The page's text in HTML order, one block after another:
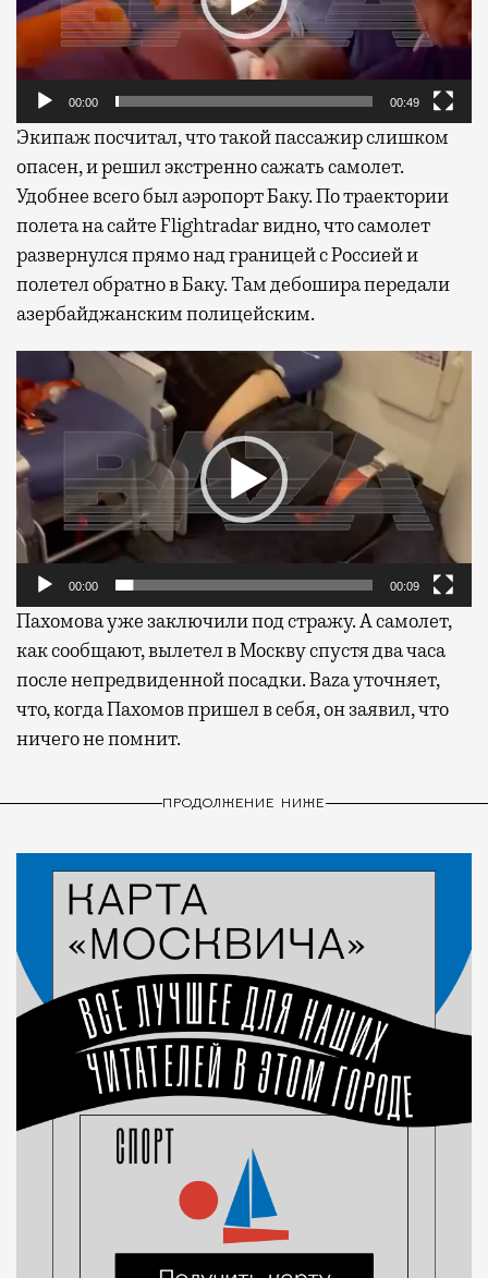
00:00 00:49
Экипаж посчитал, что такой пассажир слишком
опасен, и решил экстренно сажать самолет.
Удобнее всего был аэропорт Баку. По траектории
полета на сайте Flightradar видно, что самолет
развернулся прямо над границей с Россией и
полетел обратно в Баку. Там дебошира передали
азербайджанским полицейским.
Видеоплеер
00:00 00:09
Пахомова уже заключили под стражу. А самолет,
как сообщают, вылетел в Москву спустя два часа
после непредвиденной посадки. Baza уточняет,
что, когда Пахомов пришел в себя, он заявил, что
ничего не помнит.
ПРОДОЛЖЕНИЕ НИЖЕ